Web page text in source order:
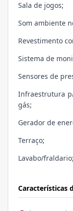
Características
Sala de jogos;
Som ambiente
Revestimento
Sistema de
Sensores de
Infraestrutura
gás;
Gerador de
Terraço;
Lavabo/fraldario;